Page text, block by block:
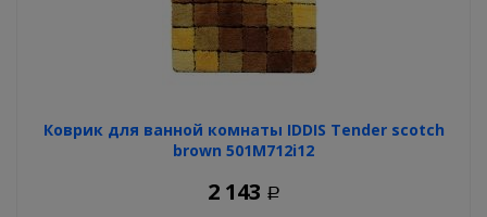
Коврик для ванной комнаты IDDIS Tender scotch
brown 501M712i12
2 143 Р